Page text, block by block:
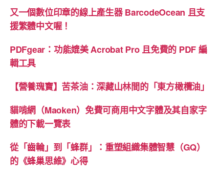
又一個數位印章的線上產生器 BarcodeOcean 且支
援繁體中文喔！
PDFgear：功能媲美 Acrobat Pro 且免費的 PDF 編
輯工具
【營養瑰寶】苦茶油：深藏山林間的「東方橄欖油」
貓啃網（Maoken）免費可商用中文字體及其自家字
體的下載一覽表
從「齒輪」到「蜂群」：重塑組織集體智慧（GQ）
的《蜂巢思維》心得